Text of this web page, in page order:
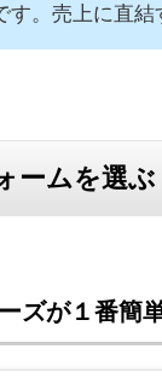
す。売上に直結
ームを選ぶ
ズが１番簡